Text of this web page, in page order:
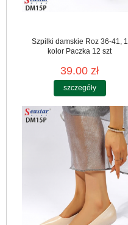
Szpilki damskie Roz 36-41, 1
kolor Paczka 12 szt
39.00 zł
szczegóły